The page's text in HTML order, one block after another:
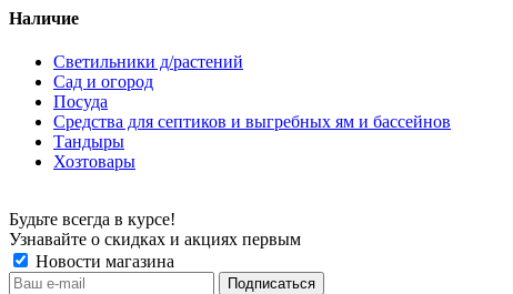
Наличие
Светильники д/растений
Сад и огород
Посуда
Средства для септиков и выгребных ям и бассейнов
Тандыры
Хозтовары
Будьте всегда в курсе!
Узнавайте о скидках и акциях первым
Новости магазина